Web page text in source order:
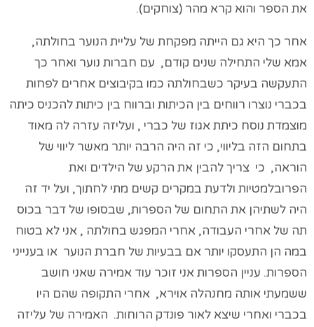
את הספר והוא קרא מהר (צוחקים).
אחר כך היא גם הייתה מפקחת של עליית הנוער בחולתה,
אמא שלי התחילה שנים קודם, עם חברות נוער ואחר כך
התעקשה בעיקר כשבחולתה כמו בקיבוצים אחרים לפחות
בכברי נוצרו רווחים בין הכיתות וברווח בין כיתות להכניס כיתה
מוצמדת נוסח כיתת אגוז של כברי , ועליזה עזרה לה מאוד
בתחום הזה בליווי, כי זה היה הרבה יותר מאשר ליווי של
הוראה, כי צריך להבין את הרקע של הילדים ואת
הפרובלמטיות ולדעת במקרים קשים מתי לחתוך, ועל יד זה
היה לשתיהן את התחום של הספרות, שבסופו של דבר בכוס
תה של אחרי העבודה, אחרי המפגש בחולתה , אני לא בטוח
במה הן התעסקו יותר אם בבעיות של חברת הנוער או בענייני
הספרות. עניין הספרות אני זוכר עוד אמירה שאני חושב
ששמעתי אותה מחנהלה אוירא, אחרי התקופה שהם היו
בכברי ואחרי שיצא לאור פונדק הרוחות. האמירה של עליזה